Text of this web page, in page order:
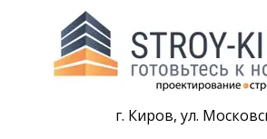
г. Киров, ул.